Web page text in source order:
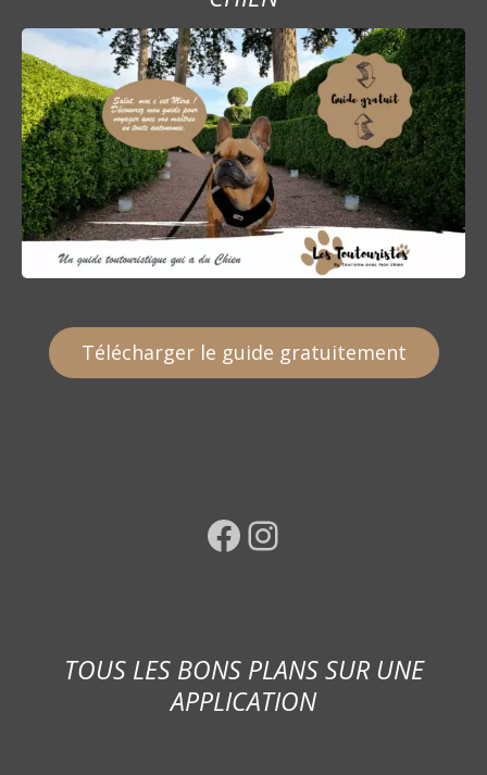
Télécharger le guide gratuitement
Facebook Instagram
TOUS LES BONS PLANS SUR UNE
APPLICATION